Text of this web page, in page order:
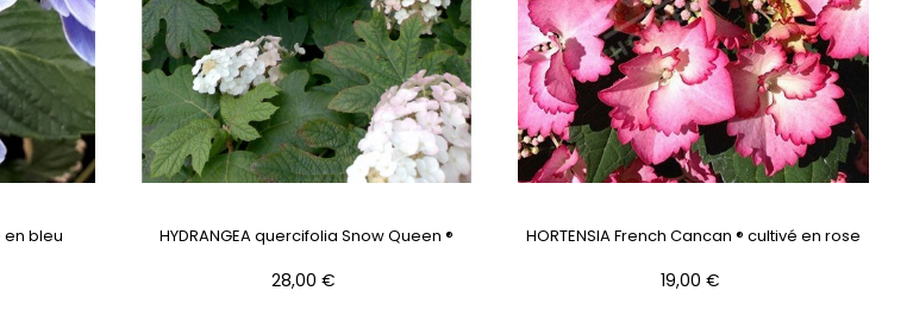
en bleu HYDRANGEA quercifolia Snow Queen ®
Prix
28,00 €
HORTENSIA French Cancan ® cultivé en rose
Prix
19,00 €